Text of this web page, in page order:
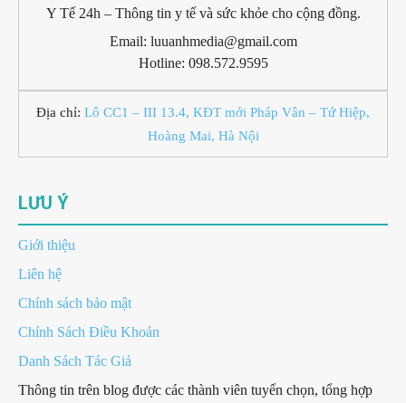
Y Tế 24h – Thông tin y tế và sức khỏe cho cộng đồng.
Email: luuanhmedia@gmail.com
Hotline: 098.572.9595
Địa chỉ: Lô CC1 – III 13.4, KĐT mới Pháp Vân – Tứ Hiệp,
Hoàng Mai, Hà Nội
LƯU Ý
Giới thiệu
Liên hệ
Chính sách bảo mật
Chính Sách Điều Khoản
Danh Sách Tác Giả
Thông tin trên blog được các thành viên tuyển chọn, tổng hợp